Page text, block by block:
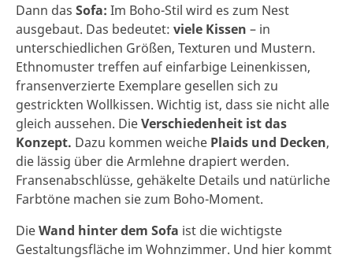
Dann das Sofa: Im Boho-Stil wird es zum Nest
ausgebaut. Das bedeutet: viele Kissen – in
unterschiedlichen Größen, Texturen und Mustern.
Ethnomuster treffen auf einfarbige Leinenkissen,
fransenverzierte Exemplare gesellen sich zu
gestrickten Wollkissen. Wichtig ist, dass sie nicht alle
gleich aussehen. DieVerschiedenheit ist das
Konzept. Dazu kommen weiche Plaids und Decken,
die lässig über die Armlehne drapiert werden.
Fransenabschlüsse, gehäkelte Details und natürliche
Farbtöne machen sie zum Boho-Moment.
DieWand hinter dem Sofa ist die wichtigste
Gestaltungsfläche im Wohnzimmer. Und hier kommt